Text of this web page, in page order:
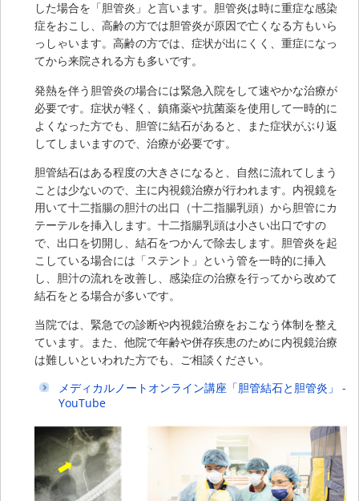
した場合を「胆管炎」と言います。胆管炎は時に重症な感染
症をおこし、高齢の方では胆管炎が原因で亡くなる方もいら
っしゃいます。高齢の方では、症状が出にくく、重症になっ
てから来院される方も多いです。
発熱を伴う胆管炎の場合には緊急入院をして速やかな治療が
必要です。症状が軽く、鎮痛薬や抗菌薬を使用して一時的に
よくなった方でも、胆管に結石があると、また症状がぶり返
してしまいますので、治療が必要です。
胆管結石はある程度の大きさになると、自然に流れてしまう
ことは少ないので、主に内視鏡治療が行われます。内視鏡を
用いて十二指腸の胆汁の出口（十二指腸乳頭）から胆管にカ
テーテルを挿入します。十二指腸乳頭は小さい出口ですの
で、出口を切開し、結石をつかんで除去します。胆管炎を起
こしている場合には「ステント」という管を一時的に挿入
し、胆汁の流れを改善し、感染症の治療を行ってから改めて
結石をとる場合が多いです。
当院では、緊急での診断や内視鏡治療をおこなう体制を整え
ています。また、他院で年齢や併存疾患のために内視鏡治療
は難しいといわれた方でも、ご相談ください。
メディカルノートオンライン講座「胆管結石と胆管炎」 -
YouTube